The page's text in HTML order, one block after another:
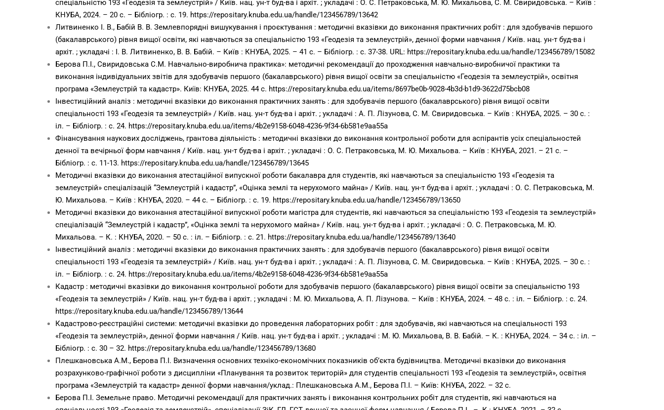
спеціальністю 193 «Геодезія та землеустрій» / Київ. нац. ун-т буд-ва і архіт. ; укладачі : О. С. Петраковська, М. Ю. Михальова, С. М. Свиридовська. – Київ :
КНУБА, 2024. – 20 с. – Бібліогр. : с. 19. https://repositary.knuba.edu.ua/handle/123456789/13642
Литвиненко І. В., Бабій В. В. Землевпорядні вишукування і проєктування : методичні вказівки до виконання практичних робіт : для здобувачів першого
(бакалаврського) рівня вищої освіти, які навчаються за спеціальністю 193 «Геодезія та землеустрій», денної форми навчання / Київ. нац. ун-т буд-ва і
архіт. ; укладачі : І. В. Литвиненко, В. В. Бабій. – Київ : КНУБА, 2025. – 41 с. – Бібліогр. : с. 37-38. URL: https://repositary.knuba.edu.ua/handle/123456789/15082
Берова П.І., Свиридовська С.М. Навчально-виробнича практика»: методичні рекомендації до проходження навчально-виробничої практики та
виконання індивідуальних звітів для здобувачів першого (бакалаврського) рівня вищої освіти за спеціальністю «Геодезія та землеустрій», освітня
програма «Землеустрій та кадастр». Київ: КНУБА, 2025. 44 с. https://repositary.knuba.edu.ua/items/8697be0b-9028-4b3d-b1d9-3622d75bcb08
Інвестиційний аналіз : методичні вказівки до виконання практичних занять : для здобувачів першого (бакалаврського) рівня вищої освіти
спеціальності 193 «Геодезія та землеустрій» / Київ. нац. ун-т буд-ва і архіт. ; укладачі : А. П. Лізунова, С. М. Свиридовська. – Київ : КНУБА, 2025. – 30 с. :
іл. – Бібліогр. : с. 24. https://repositary.knuba.edu.ua/items/4b2e9158-6048-4236-9f34-6b581e9aa55a
Фінансування наукових досліджень, грантова діяльність : методичні вказівки до виконання контрольної роботи для аспірантів усіх спеціальностей
денної та вечірньої форм навчання / Київ. нац. ун-т буд-ва і архіт. ; укладачі : О. С. Петраковська, М. Ю. Михальова. – Київ : КНУБА, 2021. – 21 с. –
Бібліогр. : с. 11-13. https://repositary.knuba.edu.ua/handle/123456789/13645
Методичні вказівки до виконання атестаційної випускної роботи бакалавра для студентів, які навчаються за спеціальністю 193 «Геодезія та
землеустрій» спеціалізацій “Землеустрій і кадастр”, «Оцінка землі та нерухомого майна» / Київ. нац. ун-т буд-ва і архіт. ; укладачі : О. С. Петраковська, М.
Ю. Михальова. – Київ : КНУБА, 2020. – 44 с. – Бібліогр. : с. 19. https://repositary.knuba.edu.ua/handle/123456789/13650
Методичні вказівки до виконання атестаційної випускної роботи магістра для студентів, які навчаються за спеціальністю 193 «Геодезія та землеустрій»
спеціалізацій “Землеустрій і кадастр”, «Оцінка землі та нерухомого майна» / Київ. нац. ун-т буд-ва і архіт. ; укладачі : О. С. Петраковська, М. Ю.
Михальова. – К. : КНУБА, 2020. – 50 с. : іл. – Бібліогр. : с. 21. https://repositary.knuba.edu.ua/handle/123456789/13640
Інвестиційний аналіз : методичні вказівки до виконання практичних занять : для здобувачів першого (бакалаврського) рівня вищої освіти
спеціальності 193 «Геодезія та землеустрій» / Київ. нац. ун-т буд-ва і архіт. ; укладачі : А. П. Лізунова, С. М. Свиридовська. – Київ : КНУБА, 2025. – 30 с. :
іл. – Бібліогр. : с. 24. https://repositary.knuba.edu.ua/items/4b2e9158-6048-4236-9f34-6b581e9aa55a
Кадастр : методичні вказівки до виконання контрольної роботи для здобувачів першого (бакалаврського) рівня вищої освіти за спеціальністю 193
«Геодезія та землеустрій» / Київ. нац. ун-т буд-ва і архіт. ; укладачі : М. Ю. Михальова, А. П. Лізунова. – Київ : КНУБА, 2024. – 48 с. : іл. – Бібліогр. : с. 24.
https://repositary.knuba.edu.ua/handle/123456789/13644
Кадастрово-реєстраційні системи: методичні вказівки до проведення лабораторних робіт : для здобувачів, які навчаються на спеціальності 193
«Геодезія та землеустрій», денної форми навчання / Київ. нац. ун-т буд-ва і архіт. ; укладачі : М. Ю. Михальова, В. В. Бабій. – К. : КНУБА, 2024. – 34 с. : іл. –
Бібліогр. : с. 30 – 32. https://repositary.knuba.edu.ua/handle/123456789/13680
Плешкановська А.М., Берова П.І. Визначення основних техніко-економічних показників об’єкта будівництва. Методичні вказівки до виконання
розрахунково-графічної роботи з дисципліни «Планування та розвиток територій» для студентів спеціальності 193 «Геодезія та землеустрій», освітня
програма «Землеустрій та кадастр» денної форми навчання/уклад.: Плешкановська А.М., Берова П.І. – Київ: КНУБА, 2022. – 32 с.
Берова П.І. Земельне право. Методичні рекомендації для практичних занять і виконання контрольних робіт для студентів, які навчаються на